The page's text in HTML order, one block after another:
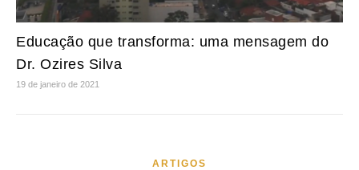
Educação que transforma: uma mensagem do
Dr. Ozires Silva
19 de janeiro de 2021
ARTIGOS